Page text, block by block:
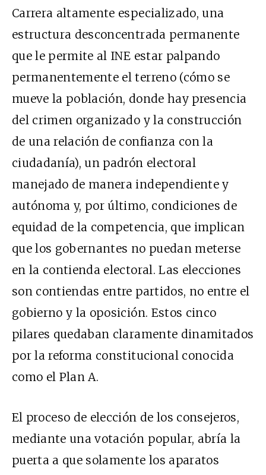
Carrera altamente especializado, una
estructura desconcentrada permanente
que le permite al INE estar palpando
permanentemente el terreno (cómo se
mueve la población, donde hay presencia
del crimen organizado y la construcción
de una relación de confianza con la
ciudadanía), un padrón electoral
manejado de manera independiente y
autónoma y, por último, condiciones de
equidad de la competencia, que implican
que los gobernantes no puedan meterse
en la contienda electoral. Las elecciones
son contiendas entre partidos, no entre el
gobierno y la oposición. Estos cinco
pilares quedaban claramente dinamitados
por la reforma constitucional conocida
como el Plan A.
El proceso de elección de los consejeros,
mediante una votación popular, abría la
puerta a que solamente los aparatos